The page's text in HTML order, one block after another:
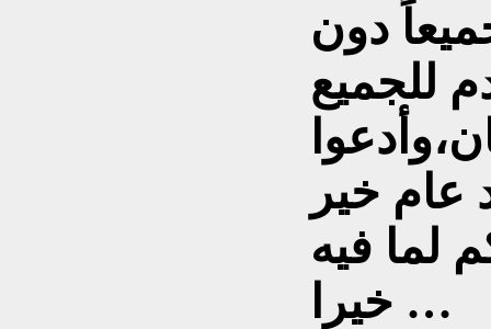
دون
للجميع
عام خير
لما فيه
خيرا …